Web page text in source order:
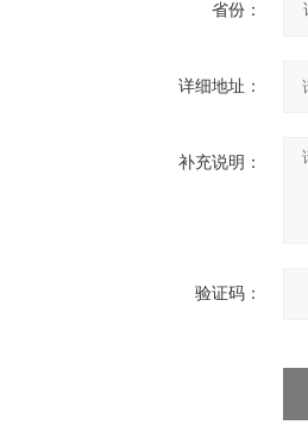
省份：
详细地址：
补充说明：
验证码：